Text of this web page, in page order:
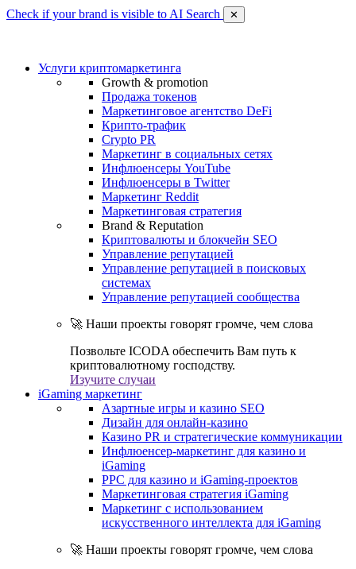
Check if your brand is visible to AI Search ✕
Услуги криптомаркетинга
Growth & promotion
Продажа токенов
Маркетинговое агентство DeFi
Крипто-трафик
Crypto PR
Маркетинг в социальных сетях
Инфлюенсеры YouTube
Инфлюенсеры в Twitter
Маркетинг Reddit
Маркетинговая стратегия
Brand & Reputation
Криптовалюты и блокчейн SEO
Управление репутацией
Управление репутацией в поисковых
системах
Управление репутацией сообщества
🚀 Наши проекты говорят громче, чем слова
Позвольте ICODA обеспечить Вам путь к
криптовалютному господству.
Изучите случаи
iGaming маркетинг
Азартные игры и казино SEO
Дизайн для онлайн-казино
Казино PR и стратегические коммуникации
Инфлюенсер-маркетинг для казино и
iGaming
PPC для казино и iGaming-проектов
Маркетинговая стратегия iGaming
Маркетинг с использованием
искусственного интеллекта для iGaming
🚀 Наши проекты говорят громче, чем слова